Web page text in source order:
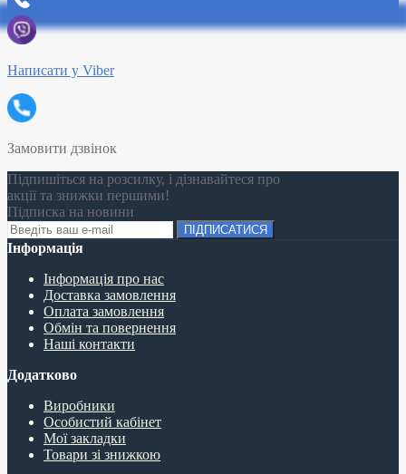
Написати у Viber
Замовити дзвінок
Підпишіться на розсилку, і дізнавайтеся про
акції та знижки першими!
Підписка на новини
ПІДПИСАТИСЯ
Інформація
Інформація про нас
Доставка замовлення
Оплата замовлення
Обмін та повернення
Наші контакти
Додатково
Виробники
Особистий кабінет
Мої закладки
Товари зі знижкою